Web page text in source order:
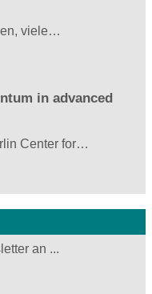
viele…
in advanced
Center for…
an ...